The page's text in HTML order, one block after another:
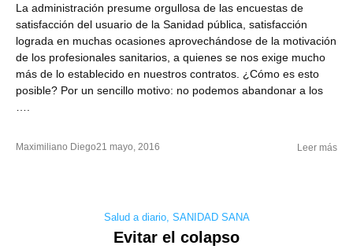
La administración presume orgullosa de las encuestas de
satisfacción del usuario de la Sanidad pública, satisfacción
lograda en muchas ocasiones aprovechándose de la motivación
de los profesionales sanitarios, a quienes se nos exige mucho
más de lo establecido en nuestros contratos. ¿Cómo es esto
posible? Por un sencillo motivo: no podemos abandonar a los
Maximiliano Diego21 mayo, 2016 Leer más
Salud a diario, SANIDAD SANA
Evitar el colapso